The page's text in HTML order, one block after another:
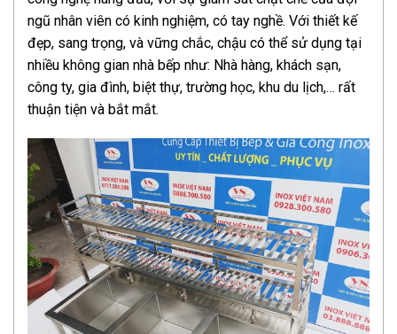
ngũ nhân viên có kinh nghiệm, có tay nghề. Với thiết kế
đẹp, sang trọng, và vững chắc, chậu có thể sử dụng tại
nhiều không gian nhà bếp như: Nhà hàng, khách sạn,
công ty, gia đình, biệt thự, trường học, khu du lịch,… rất
thuận tiện và bắt mắt.